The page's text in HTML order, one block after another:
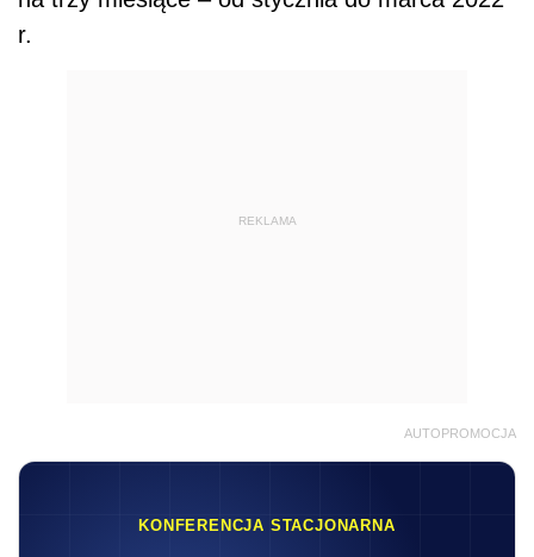
r.
REKLAMA
AUTOPROMOCJA
KONFERENCJA STACJONARNA